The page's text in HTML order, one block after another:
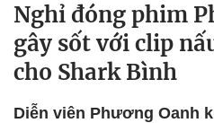
Nghỉ đóng phim
gây sốt với clip
cho Shark Bình
Diễn viên Phương Oanh